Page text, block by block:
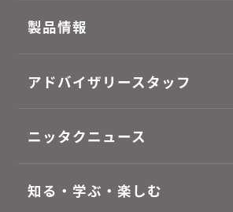
製品情報
アドバイザリースタッフ
ニッタクニュース
知る・学ぶ・楽しむ